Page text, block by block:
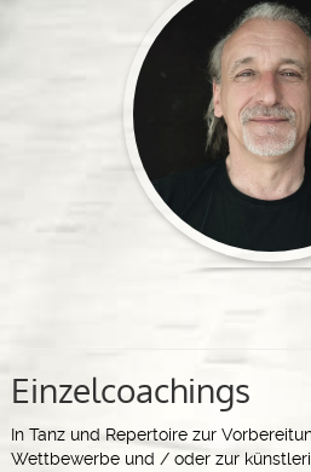
Einzelcoachings
In Tanz und Repertoire zur
Wettbewerbe und / oder zur